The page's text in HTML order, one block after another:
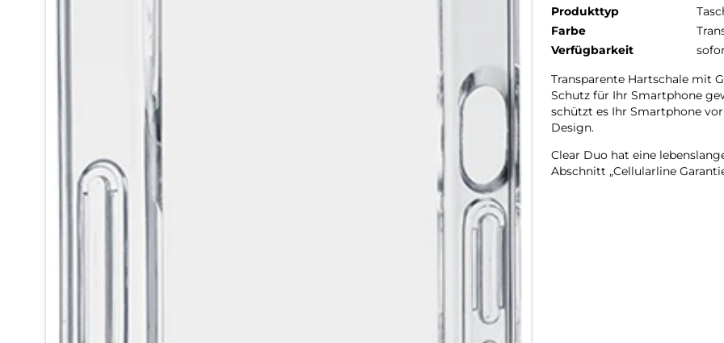
Produkttyp
Farbe
Verfügbarkeit
Transparente Hartschale mit
Schutz für Ihr Smartphone
schützt es Ihr Smartphone
Design.
Clear Duo hat eine
Abschnitt „Cellularline